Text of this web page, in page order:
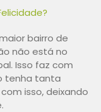
bairro de
não está no
Isso faz com
tenha tanta
isso, deixando